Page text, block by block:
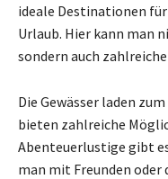
ideale Destinationen
Urlaub. Hier kann man
sondern auch
Die Gewässer laden
bieten zahlreiche
Abenteuerlustige gibt
man mit Freunden oder